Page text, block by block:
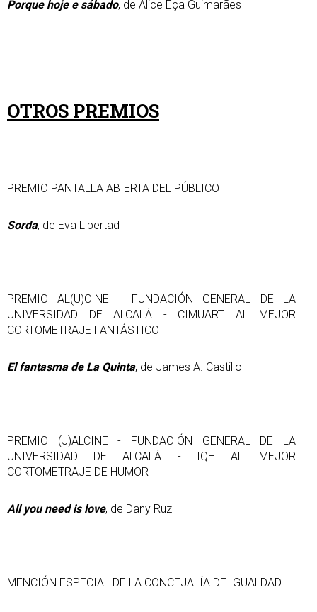
Porque hoje e sábado, de Alice Eça Guimarães
OTROS PREMIOS
PREMIO PANTALLA ABIERTA DEL PÚBLICO
Sorda, de Eva Libertad
PREMIO AL(U)CINE - FUNDACIÓN GENERAL DE LA
UNIVERSIDAD DE ALCALÁ - CIMUART AL MEJOR
CORTOMETRAJE FANTÁSTICO
El fantasma de La Quinta, de James A. Castillo
PREMIO (J)ALCINE - FUNDACIÓN GENERAL DE LA
UNIVERSIDAD DE ALCALÁ - IQH AL MEJOR
CORTOMETRAJE DE HUMOR
All you need is love, de Dany Ruz
MENCIÓN ESPECIAL DE LA CONCEJALÍA DE IGUALDAD